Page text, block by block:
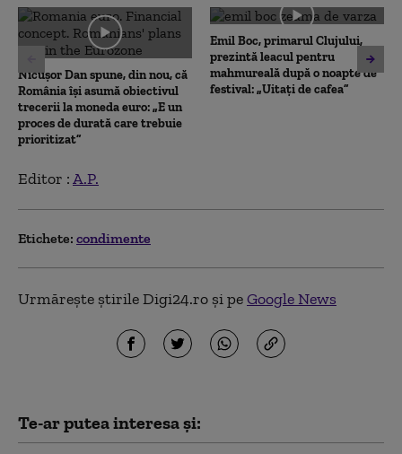
0
seconds
Nicușor Dan spune, din nou, că
România își asumă obiectivul
trecerii la moneda euro: „E un
proces de durată care trebuie
prioritizat”
Emil Boc, primarul Clujului,
prezintă leacul pentru
mahmureală după o noapte de
festival: „Uitați de cafea”
Editor :A.P.
Etichete: condimente
Urmărește știrile Digi24.ro și peGoogle News
Te-ar putea interesa și: